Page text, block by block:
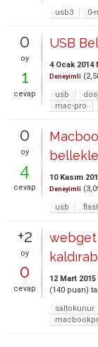
usb3
0-
0
oy
1
cevap
USB
4 Ocak 2014
Deneyimli (
usb
mac-pro
0
oy
4
cevap
10 Kasım
Deneyimli (
usb
+2
oy
0
cevap
webget
12 Mart 2015
(140 puan)
saltokunur